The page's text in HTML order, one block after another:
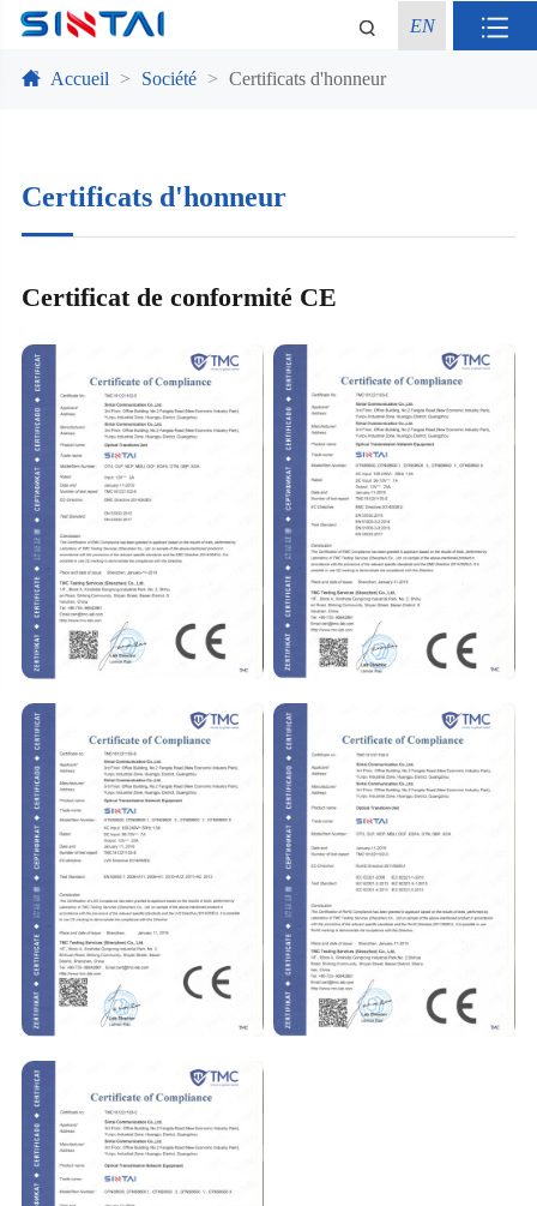
EN
Accueil Société Certificats d'honneur
Certificats d'honneur
Certificat de conformité CE